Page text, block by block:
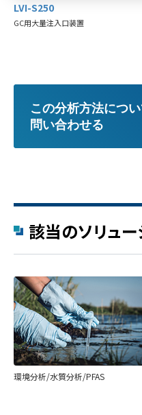
該当のソリュー
環境分析/水質分析/PFAS
この分析方法につ
問い合わせる
LVI-S250
GC用大量注入口装置